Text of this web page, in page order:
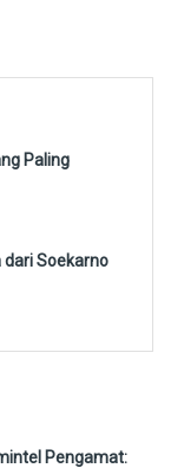
Paling
dari Soekarno
Pengamat: